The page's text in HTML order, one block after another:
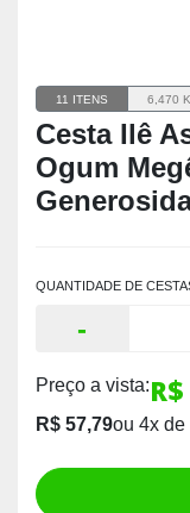
11 ITENS 6,470
Cesta Ilê
Ogum
QUANTIDADE DE
-
R$ 57,79ou 4x de
Preço a vista: